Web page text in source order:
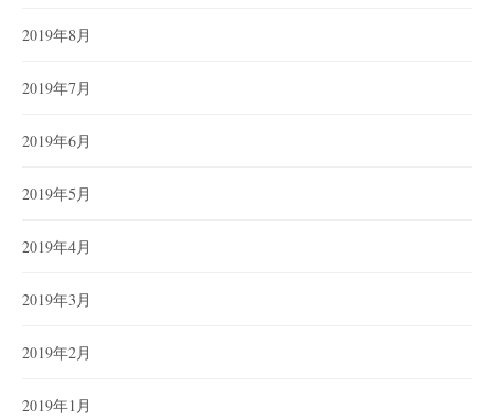
2019年8月
2019年7月
2019年6月
2019年5月
2019年4月
2019年3月
2019年2月
2019年1月